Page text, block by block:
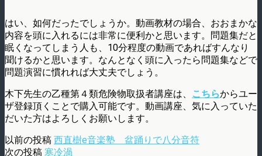
はい、如何だったでしょうか。動画教材の場合、おおまかな
内容を頭に入れるには非常に便利かと思います。問題集だと
眠くなってしまう人も、10分程度の動画であればすんなり
聞けるかと思います。なんとなく頭に入ったら問題集などで
問題演習に慣れれば大丈夫でしょう。
木下先生の乙種第４類危険物取扱者講座は、
こちらからユー
ザ登録頂くことで購入可能です。動画講座、気に入っていた
だいた方はよろしくお願いします。
以前の投稿 西直樹e音楽塾 盆踊りで八分音符
次の投稿 寒冷渦